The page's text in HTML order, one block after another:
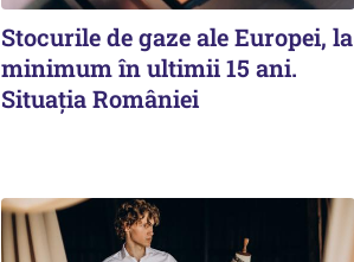
Stocurile de gaze ale Europei, la
minimum în ultimii 15 ani.
Situația României